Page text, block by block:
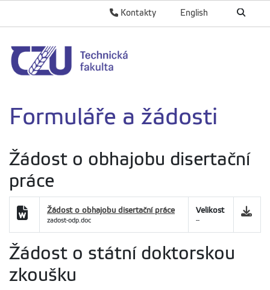
English
Kontakty
Formuláře a žádosti
Žádost o obhajobu disertační
práce
Žádost o obhajobu disertační práce
zadost-odp.doc
Velikost
--
Žádost o státní doktorskou
zkoušku